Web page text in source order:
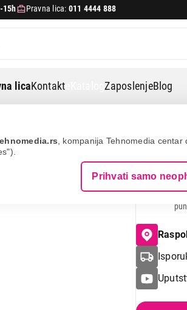
, kompanija Tehnomedia
Prihvati samo
15h Pravna lica: 011 4444 888
licaKontakt eKatalogZaposlenjeBlog
IPRO